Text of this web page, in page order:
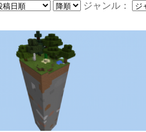
ジャンル：